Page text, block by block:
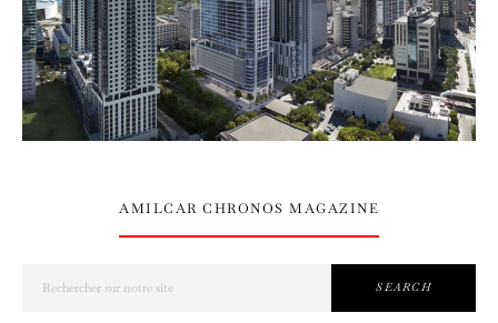
AMILCAR CHRONOS MAGAZINE
SEARCH